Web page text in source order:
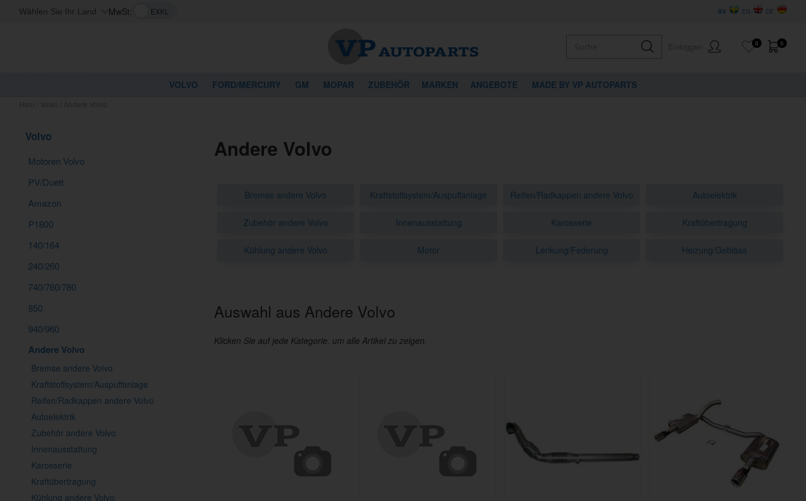
Wählen Sie Ihr Land MwSt: DE
EN
SV
0
0
VOLVO FORD/MERCURY GM MOPAR ZUBEHÖR MARKEN ANGEBOTE MADE BY VP AUTOPARTS
Volvo
Motoren Volvo
PV/Duett
Amazon
P1800
140/164
240/260
740/760/780
850
940/960
Andere Volvo
Bremse andere Volvo
Kraftstoffsystem/Auspuffanlage
Reifen/Radkappen andere Volvo
Autoelektrik
Zubehör andere Volvo
Innenausstattung
Karosserie
Kraftübertragung
Kühlung andere Volvo
Andere Volvo
Bremse andere Volvo Kraftstoffsystem/Auspuffanlage Reifen/Radkappen andere Volvo Autoelektrik
Zubehör andere Volvo Innenausstattung Karosserie Kraftübertragung
Kühlung andere Volvo Motor Lenkung/Federung Heizung/Gebläse
Auswahl aus Andere Volvo
Klicken Sie auf jede Kategorie, um alle Artikel zu zeigen.